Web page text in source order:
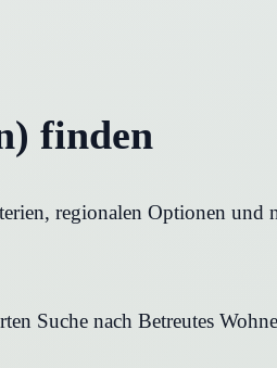
finden
regionalen Optionen und
Suche nach Betreutes